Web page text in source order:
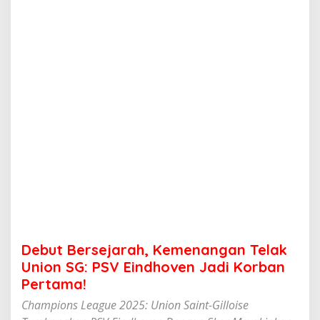
a
k
U
i
o
Debut Bersejarah, Kemenangan Telak
Union SG: PSV Eindhoven Jadi Korban
Pertama!
Champions League 2025: Union Saint-Gilloise